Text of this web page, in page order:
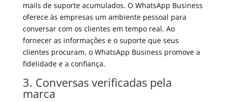
mails de suporte acumulados. O WhatsApp Business
oferece às empresas um ambiente pessoal para
conversar com os clientes em tempo real. Ao
fornecer as informações e o suporte que seus
clientes procuram, o WhatsApp Business promove a
fidelidade e a confiança.
3. Conversas verificadas pela
marca